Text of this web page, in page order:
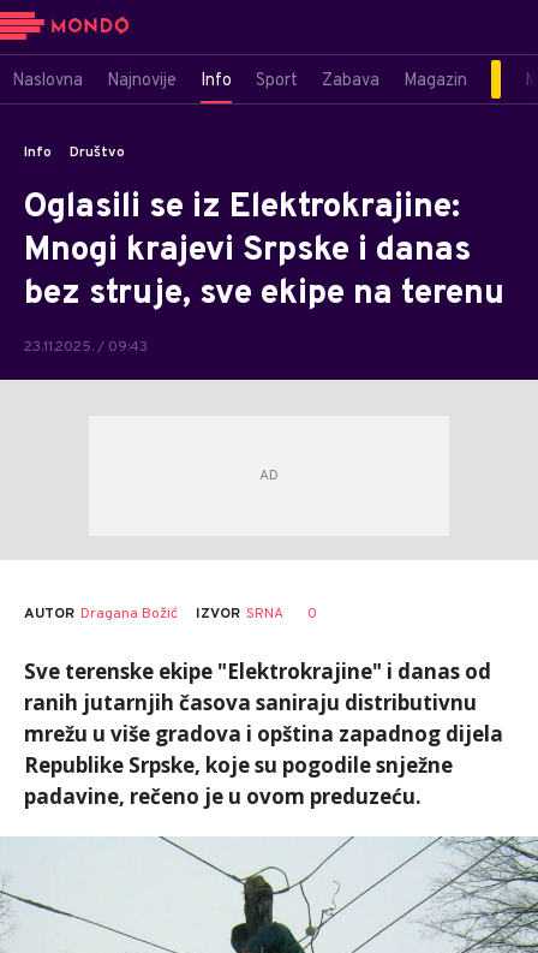
Naslovna Najnovije Info Sport Zabava Magazin
Info Društvo
Oglasili se iz Elektrokrajine:
Mnogi krajevi Srpske i danas
bez struje, sve ekipe na terenu
23.11.2025. / 09:43
AUTOR Dragana Božić IZVOR SRNA 0
Sve terenske ekipe "Elektrokrajine" i danas od
ranih jutarnjih časova saniraju distributivnu
mrežu u više gradova i opština zapadnog dijela
Republike Srpske, koje su pogodile snježne
padavine, rečeno je u ovom preduzeću.